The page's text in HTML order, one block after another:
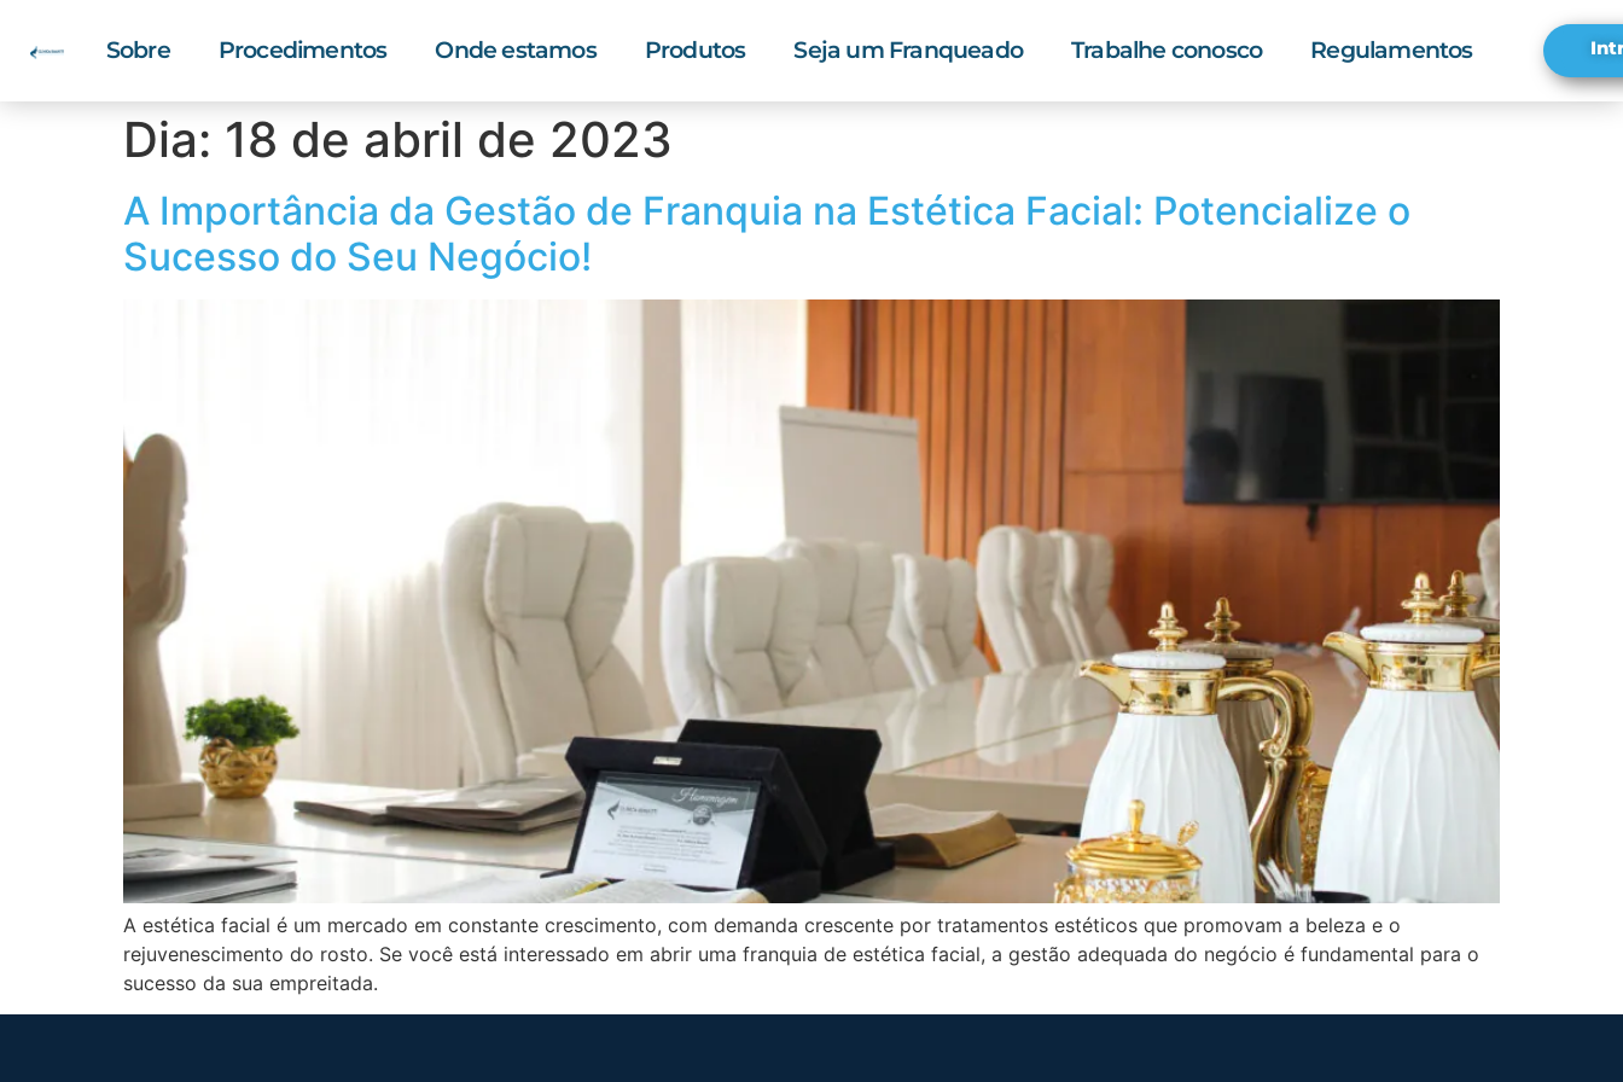
Sobre Procedimentos Onde estamos Produtos Seja um Franqueado Trabalhe conosco Regulamentos
Dia: 18 de abril de 2023
A Importância da Gestão de Franquia na Estética Facial: Potencialize o
Sucesso do Seu Negócio!
A estética facial é um mercado em constante crescimento, com demanda crescente por tratamentos estéticos que promovam a beleza e o
rejuvenescimento do rosto. Se você está interessado em abrir uma franquia de estética facial, a gestão adequada do negócio é fundamental para o
sucesso da sua empreitada.